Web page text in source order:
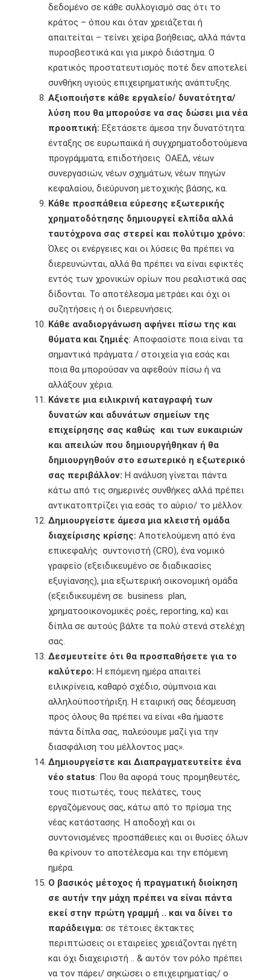
δεδομένο σε κάθε συλλογισμό σας ότι το
κράτος – όπου και όταν χρειάζεται ή
απαιτείται – τείνει χείρα βοήθειας, αλλά πάντα
πυροσβεστικά και για μικρό διάστημα. Ο
κρατικός προστατευτισμός ποτέ δεν αποτελεί
συνθήκη υγιούς επιχειρηματικής ανάπτυξης.
Αξιοποιήστε κάθε εργαλείο/ δυνατότητα/
λύση που θα μπορούσε να σας δώσει μια νέα
προοπτική: Εξετάσετε άμεσα την δυνατότητα:
ένταξης σε ευρωπαϊκά ή συγχρηματοδοτούμενα
προγράμματα, επιδοτήσεις ΟΑΕΔ, νέων
συνεργασιών, νέων σχημάτων, νέων πηγών
κεφαλαίου, διεύρυνση μετοχικής βάσης, κα.
Κάθε προσπάθεια εύρεσης εξωτερικής
χρηματοδότησης δημιουργεί ελπίδα αλλά
ταυτόχρονα σας στερεί και πολύτιμο χρόνο:
Όλες οι ενέργειες και οι λύσεις θα πρέπει να
διερευνώνται, αλλά θα πρέπει να είναι εφικτές
εντός των χρονικών ορίων που ρεαλιστικά σας
δίδονται. Το αποτέλεσμα μετράει και όχι οι
συζητήσεις ή οι διερευνήσεις.
Κάθε αναδιοργάνωση αφήνει πίσω της και
θύματα και ζημιές: Αποφασίστε ποια είναι τα
σημαντικά πράγματα / στοιχεία για εσάς και
ποια θα μπορούσαν να αφεθούν πίσω ή να
αλλάξουν χέρια.
Κάνετε μια ειλικρινή καταγραφή των
δυνατών και αδυνάτων σημείων της
επιχείρησης σας καθώς και των ευκαιριών
και απειλών που δημιουργήθηκαν ή θα
δημιουργηθούν στο εσωτερικό η εξωτερικό
σας περιβάλλον: Η ανάλυση γίνεται πάντα
κάτω από τις σημερινές συνθήκες αλλά πρέπει
αντικατοπτρίζει για εσάς το αύριο/ το μέλλον.
Δημιουργείστε άμεσα μια κλειστή ομάδα
διαχείρισης κρίσης: Αποτελούμενη από ένα
επικεφαλής συντονιστή (CRO), ένα νομικό
γραφείο (εξειδικευμένο σε διαδικασίες
εξυγίανσης), μια εξωτερική οικονομική ομάδα
(εξειδικευμένη σε business plan,
χρηματοοικονομικές ροές, reporting, κα) και
δίπλα σε αυτούς βάλτε τα πολύ στενά στελέχη
σας.
Δεσμευτείτε ότι θα προσπαθήσετε για το
καλύτερο: Η επόμενη ημέρα απαιτεί
ειλικρίνεια, καθαρό σχέδιο, σύμπνοια και
αλληλοϋποστήριξη. Η εταιρική σας δέσμευση
προς όλους θα πρέπει να είναι «θα ήμαστε
πάντα δίπλα σας, παλεύουμε μαζί για την
διασφάλιση του μέλλοντος μας».
Δημιουργείστε και Διαπραγματευτείτε ένα
νέο status: Που θα αφορά τους προμηθευτές,
τους πιστωτές, τους πελάτες, τους
εργαζόμενους σας, κάτω από το πρίσμα της
νέας κατάστασης. Η αποδοχή και οι
συντονισμένες προσπάθειες και οι θυσίες όλων
θα κρίνουν το αποτέλεσμα και την επόμενη
ημέρα.
Ο βασικός μέτοχος ή πραγματική διοίκηση
σε αυτήν την μάχη πρέπει να είναι πάντα
εκεί στην πρώτη γραμμή .. και να δίνει το
παράδειγμα: σε τέτοιες έκτακτες
περιπτώσεις οι εταιρείες χρειάζονται ηγέτη
και όχι διαχειριστή .. & αυτόν τον ρόλο πρέπει
να τον πάρει/ σηκώσει ο επιχειρηματίας/ ο